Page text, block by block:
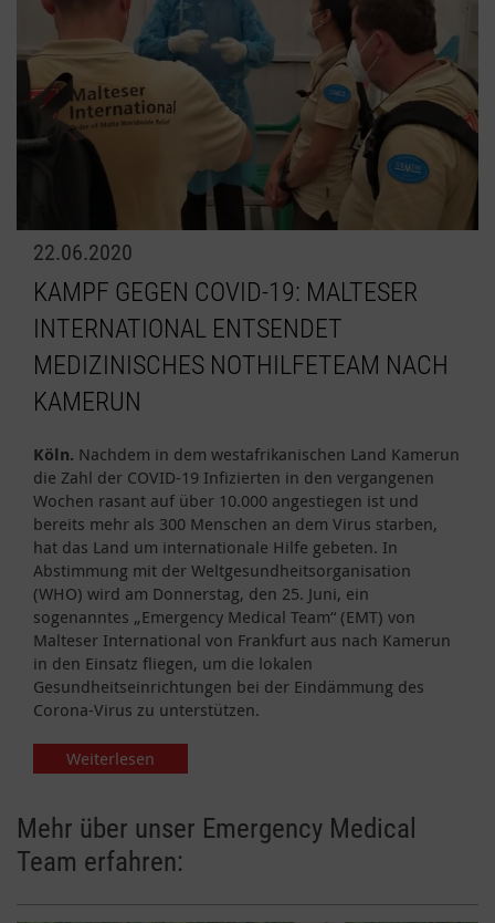
22.06.2020
KAMPF GEGEN COVID-19: MALTESER
INTERNATIONAL ENTSENDET
MEDIZINISCHES NOTHILFETEAM NACH
KAMERUN
Köln. Nachdem in dem westafrikanischen Land Kamerun
die Zahl der COVID-19 Infizierten in den vergangenen
Wochen rasant auf über 10.000 angestiegen ist und
bereits mehr als 300 Menschen an dem Virus starben,
hat das Land um internationale Hilfe gebeten. In
Abstimmung mit der Weltgesundheitsorganisation
(WHO) wird am Donnerstag, den 25. Juni, ein
sogenanntes „Emergency Medical Team“ (EMT) von
Malteser International von Frankfurt aus nach Kamerun
in den Einsatz fliegen, um die lokalen
Gesundheitseinrichtungen bei der Eindämmung des
Corona-Virus zu unterstützen.
Weiterlesen
Mehr über unser Emergency Medical
Team erfahren: